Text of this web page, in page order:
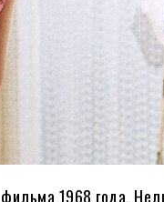
фильма 1968 года.